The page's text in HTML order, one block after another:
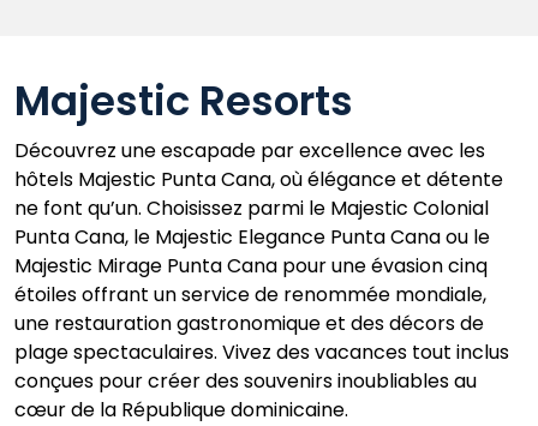
Majestic Resorts
Découvrez une escapade par excellence avec les
hôtels Majestic Punta Cana, où élégance et détente
ne font qu’un. Choisissez parmi le Majestic Colonial
Punta Cana, le Majestic Elegance Punta Cana ou le
Majestic Mirage Punta Cana pour une évasion cinq
étoiles offrant un service de renommée mondiale,
une restauration gastronomique et des décors de
plage spectaculaires. Vivez des vacances tout inclus
conçues pour créer des souvenirs inoubliables au
cœur de la République dominicaine.